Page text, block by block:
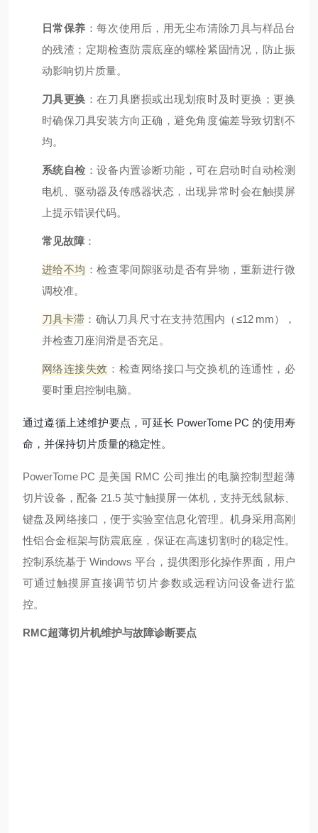
日常保养 ：每次使用后，用无尘布清除刀具与样品台
的残渣；定期检查防震底座的螺栓紧固情况，防止振
动影响切片质量。
刀具更换 ：在刀具磨损或出现划痕时及时更换；更换
时确保刀具安装方向正确，避免角度偏差导致切割不
均。
系统自检 ：设备内置诊断功能，可在启动时自动检测
电机、驱动器及传感器状态，出现异常时会在触摸屏
上提示错误代码。
常见故障：
进给不均 ：检查零间隙驱动是否有异物，重新进行微
调校准。
刀具卡滞 ：确认刀具尺寸在支持范围内（≤12 mm），
并检查刀座润滑是否充足。
网络连接失效 ：检查网络接口与交换机的连通性，必
要时重启控制电脑。
通过遵循上述维护要点，可延长 PowerTome PC 的使用寿
命，并保持切片质量的稳定性。
PowerTome PC 是美国 RMC 公司推出的电脑控制型超薄
切片设备，配备 21.5 英寸触摸屏一体机，支持无线鼠标、
键盘及网络接口，便于实验室信息化管理 。机身采用高刚
性铝合金框架与防震底座，保证在高速切割时的稳定性。
控制系统基于 Windows 平台，提供图形化操作界面，用户
可通过触摸屏直接调节切片参数或远程访问设备进行监
控。
RMC超薄切片机维护与故障诊断要点